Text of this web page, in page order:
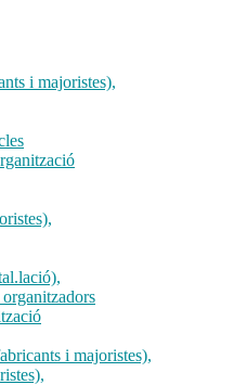
i majoristes),
i majoristes),